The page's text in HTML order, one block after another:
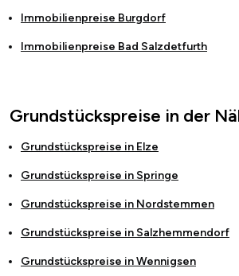
Immobilienpreise Burgdorf
Immobilienpreise Bad Salzdetfurth
Grundstückspreise in der
Grundstückspreise in Elze
Grundstückspreise in Springe
Grundstückspreise in Nordstemmen
Grundstückspreise in Salzhemmendorf
Grundstückspreise inWennigsen